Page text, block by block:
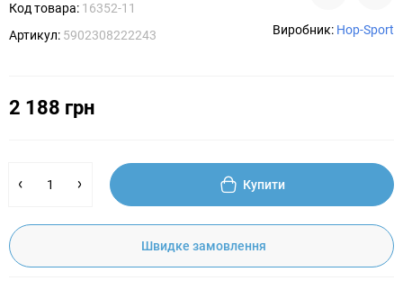
Код товара: 16352-11
Артикул: 5902308222243 Виробник: Hop-Sport
2 188 грн
Купити
Швидке замовлення